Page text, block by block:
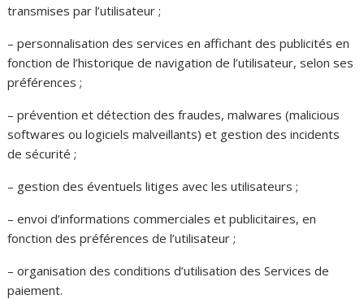
transmises par l’utilisateur ;
– personnalisation des services en affichant des publicités en
fonction de l’historique de navigation de l’utilisateur, selon ses
préférences ;
– prévention et détection des fraudes, malwares (malicious
softwares ou logiciels malveillants) et gestion des incidents
de sécurité ;
– gestion des éventuels litiges avec les utilisateurs ;
– envoi d’informations commerciales et publicitaires, en
fonction des préférences de l’utilisateur ;
– organisation des conditions d’utilisation des Services de
paiement.